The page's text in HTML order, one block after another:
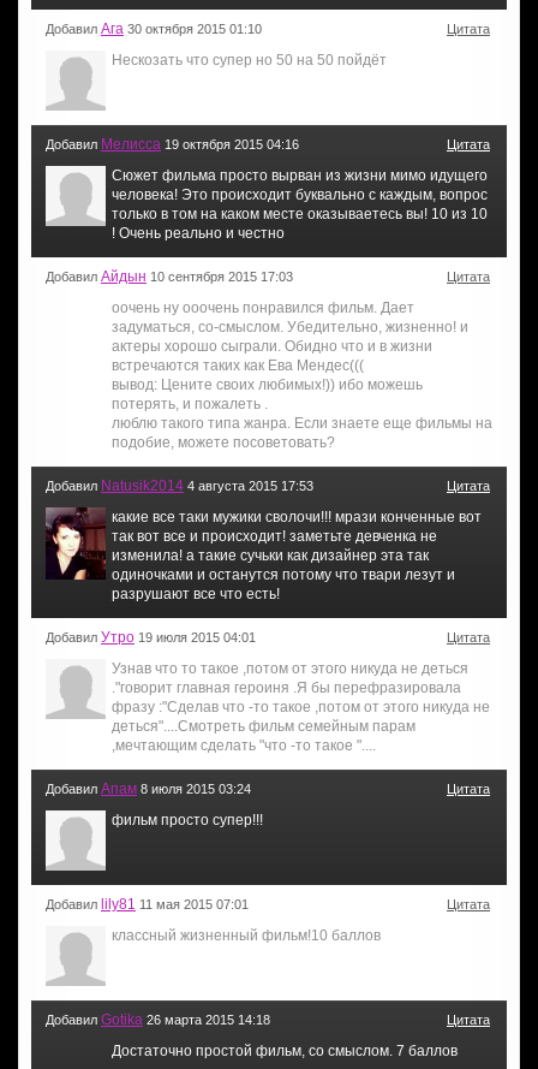
Добавил Ага 30 октября 2015 01:10 Цитата
Нескозать что супер но 50 на 50 пойдёт
Добавил Мелисса 19 октября 2015 04:16 Цитата
Сюжет фильма просто вырван из жизни мимо идущего
человека! Это происходит буквально с каждым, вопрос
только в том на каком месте оказываетесь вы! 10 из 10
! Очень реально и честно
Добавил Айдын 10 сентября 2015 17:03 Цитата
оочень ну ооочень понравился фильм. Дает
задуматься, со-смыслом. Убедительно, жизненно! и
актеры хорошо сыграли. Обидно что и в жизни
встречаются таких как Ева Мендес(((
вывод: Цените своих любимых!)) ибо можешь
потерять, и пожалеть .
люблю такого типа жанра. Если знаете еще фильмы на
подобие, можете посоветовать?
Добавил Natusik2014 4 августа 2015 17:53 Цитата
какие все таки мужики сволочи!!! мрази конченные вот
так вот все и происходит! заметьте девченка не
изменила! а такие сучьки как дизайнер эта так
одиночками и останутся потому что твари лезут и
разрушают все что есть!
Добавил Утро 19 июля 2015 04:01 Цитата
Узнав что то такое ,потом от этого никуда не деться
."говорит главная героиня .Я бы перефразировала
фразу :"Сделав что -то такое ,потом от этого никуда не
деться"....Смотреть фильм семейным парам
,мечтающим сделать "что -то такое "....
Добавил Апам 8 июля 2015 03:24 Цитата
фильм просто супер!!!
Добавил lily81 11 мая 2015 07:01 Цитата
классный жизненный фильм!10 баллов
Добавил Gotika 26 марта 2015 14:18 Цитата
Достаточно простой фильм, со смыслом. 7 баллов